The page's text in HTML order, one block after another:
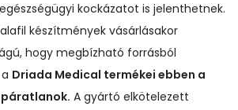
kockázatot is jelenthetnek.
készítmények vásárlásakor
hogy megbízható forrásból
Driada Medical termékei ebben a
A gyártó elkötelezett